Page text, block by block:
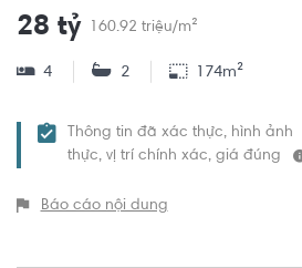
28 tỷ 160.92 triệu/m²
4 2 174m²
Thông tin đã xác thực, hình ảnh
thực, vị trí chính xác, giá đúng
Báo cáo nội dung